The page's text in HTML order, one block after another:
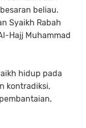
beliau.
Syaikh Rabah
Hajj Muhammad
hidup pada
kontradiksi,